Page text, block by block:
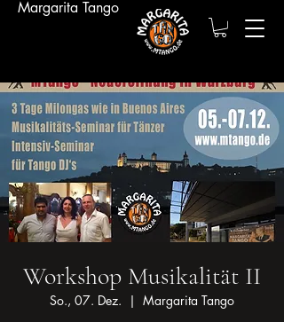
Margarita Tango
Workshop Musikalität II
So., 07. Dez.
  |
Margarita Tango